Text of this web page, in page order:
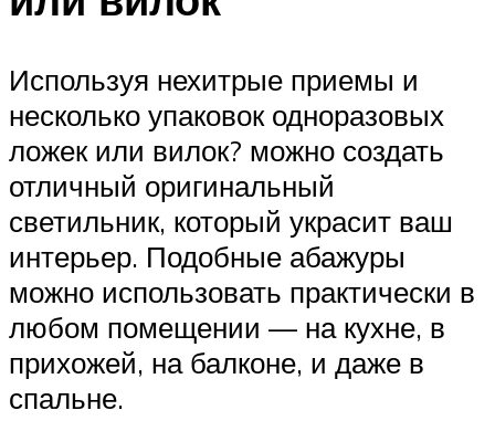
Используя нехитрые приемы и
несколько упаковок одноразовых
ложек или вилок? можно создать
отличный оригинальный
светильник, который украсит ваш
интерьер. Подобные абажуры
можно использовать практически в
любом помещении — на кухне, в
прихожей, на балконе, и даже в
спальне.